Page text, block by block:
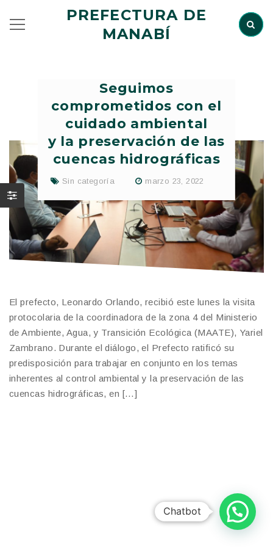
PREFECTURA DE
MANABÍ
Seguimos
comprometidos con el
cuidado ambiental
y la preservación de las
cuencas hidrográficas
Sin categoría marzo 23, 2022
El prefecto, Leonardo Orlando, recibió este lunes la visita
protocolaria de la coordinadora de la zona 4 del Ministerio
de Ambiente, Agua, y Transición Ecológica (MAATE), Yariel
Zambrano. Durante el diálogo, el Prefecto ratificó su
predisposición para trabajar en conjunto en los temas
inherentes al control ambiental y la preservación de las
cuencas hidrográficas, en […]
Chatbot